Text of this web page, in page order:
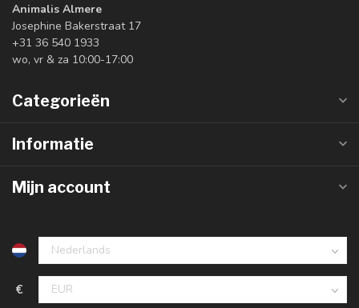
Animalis Almere
Josephine Bakerstraat 17
+31 36 540 1933
wo, vr & za 10:00-17:00
Categorieën
Informatie
Mijn account
€